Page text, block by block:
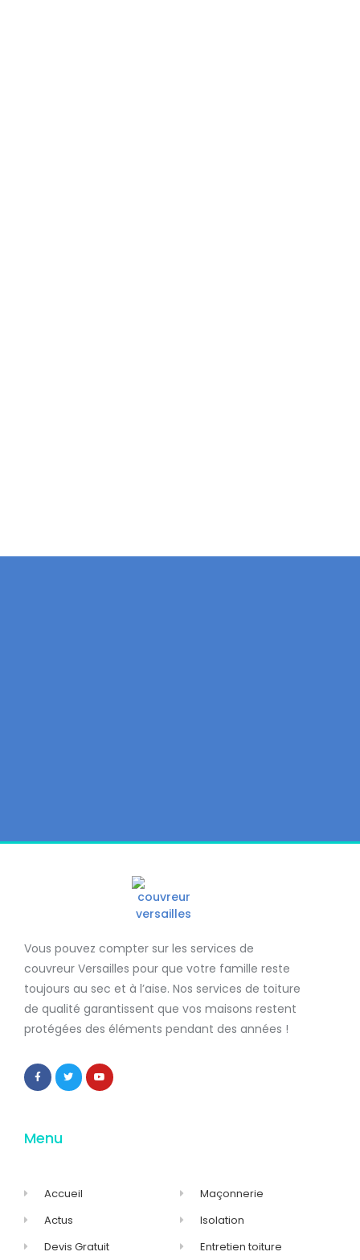
Vous pouvez compter sur les services de
couvreur Versailles pour que votre famille reste
toujours au sec et à l’aise. Nos services de toiture
de qualité garantissent que vos maisons restent
protégées des éléments pendant des années !
Menu
Accueil
Actus
Devis Gratuit
Maçonnerie
Isolation
Entretien toiture